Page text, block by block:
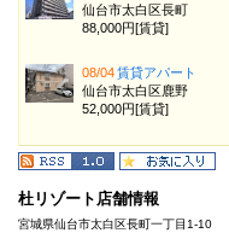
仙台市太白区長町
88,000円[賃貸]
08/04賃貸アパート
仙台市太白区鹿野
52,000円[賃貸]
杜リゾート店舗情報
宮城県仙台市太白区長町一丁目1-10